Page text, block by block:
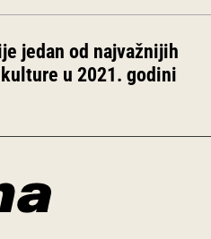
jedan od najvažnijih
u 2021. godini